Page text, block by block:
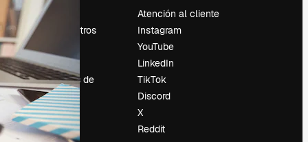
Precios
Sobre nosotros
Reviews
Empleo
Tendencias de
búsqueda
Blog
Eventos
Atención al cliente
Instagram
YouTube
LinkedIn
TikTok
Discord
X
Reddit